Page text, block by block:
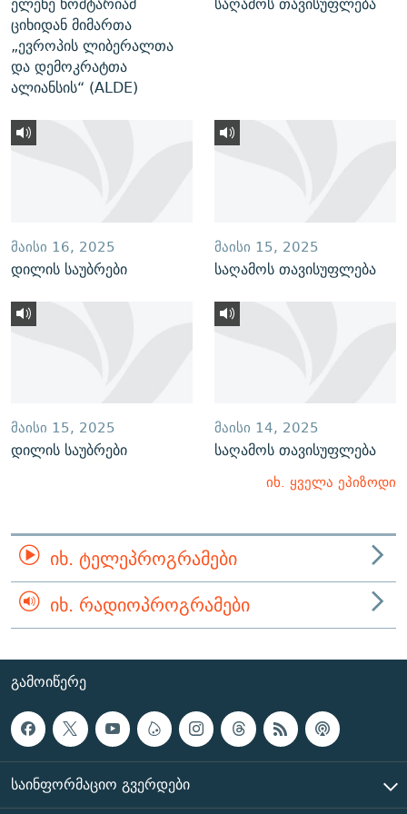
ციხიდან მიმართა
„ევროპის ლიბერალთა
და დემოკრატთა
ალიანსის“ (ALDE)
ᲛᲐᲘᲡᲘ 16, 2025
დილის საუბრები
ᲛᲐᲘᲡᲘ 15, 2025
საღამოს თავისუფლება
ᲛᲐᲘᲡᲘ 15, 2025
დილის საუბრები
ᲛᲐᲘᲡᲘ 14, 2025
საღამოს თავისუფლება
იხ. ყველა ეპიზოდი
ᲘᲮ. ᲢᲔᲚᲔᲞᲠᲝᲒᲠᲐᲛᲔᲑᲘ
ᲘᲮ. ᲠᲐᲓᲘᲝᲞᲠᲝᲒᲠᲐᲛᲔᲑᲘ
ᲒᲐᲛᲝᲘᲬᲔᲠᲔ
ᲡᲐᲘᲜᲤᲝᲠᲛᲐᲪᲘᲝ ᲒᲕᲔᲠᲓᲔᲑᲘ